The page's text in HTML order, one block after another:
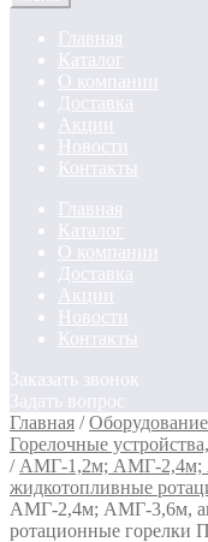
Главная
Каталог
О компании
Доставка
Акции
Новости
Контакты
Главная
Каталог
О компании
Доставка
Акции
Новости
Контакты
Заказать звонок
Задать вопрос
Главная /
Горелочные
/ АМГ-1,2м; АМГ-2,4м;
жидкотопливные
АМГ-2,4м; АМГ-3,6м,
ротационные